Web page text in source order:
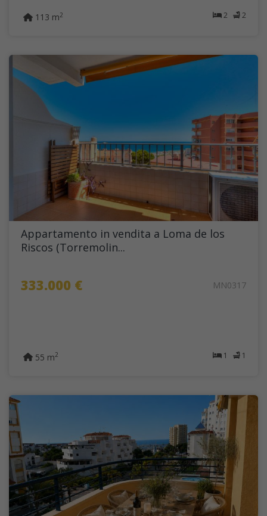
2 2
113 m2
Appartamento in vendita a Loma de los
Riscos (Torremolin...
333.000 € MN0317
1 1
55 m2